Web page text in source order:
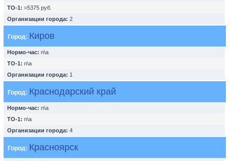
ТО-1: ≈5375 руб.
Организации города: 2
Город: Киров
Нормо-час: n\a
ТО-1: n\a
Организации города: 1
Город: Краснодарский край
Нормо-час: n\a
ТО-1: n\a
Организации города: 4
Город: Красноярск